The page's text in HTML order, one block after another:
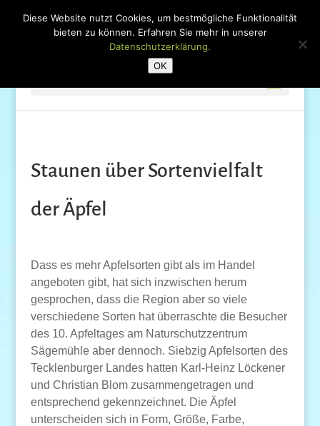
Staunen über Sortenvielfalt
der Äpfel
Dass es mehr Apfelsorten gibt als im Handel
angeboten gibt, hat sich inzwischen herum
gesprochen, dass die Region aber so viele
verschiedene Sorten hat überraschte die Besucher
des 10. Apfeltages am Naturschutzzentrum
Sägemühle aber dennoch. Siebzig Apfelsorten des
Tecklenburger Landes hatten Karl-Heinz Löckener
und Christian Blom zusammengetragen und
entsprechend gekennzeichnet. Die Äpfel
unterscheiden sich in Form, Größe, Farbe,
Diese Website nutzt Cookies, um bestmögliche Funktionalität
bieten zu können. Erfahren Sie mehr in unserer
Datenschutzerklärung.
OK